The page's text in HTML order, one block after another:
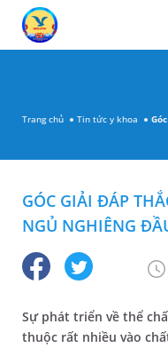
Trang chủ Tin tức y khoa Góc
GÓC GIẢI ĐÁP
NGỦ NGHIÊNG
Sự phát triển về thể
thuộc rất nhiều vào